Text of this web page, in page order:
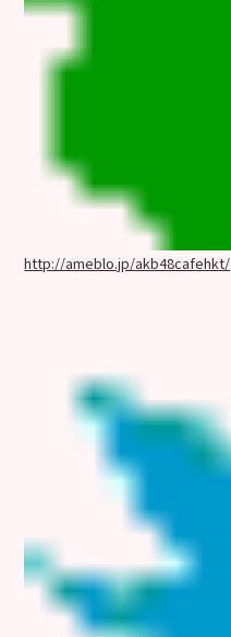
http://ameblo.jp/akb48cafehkt/